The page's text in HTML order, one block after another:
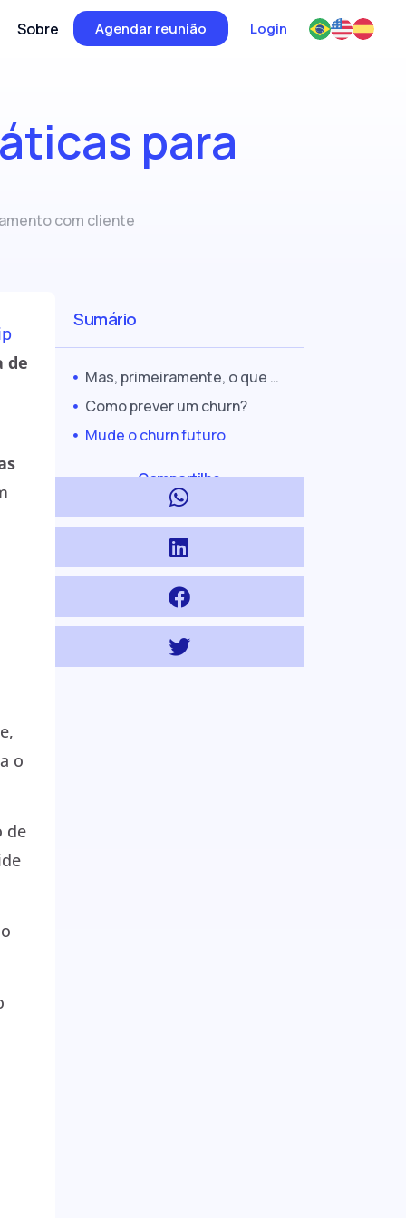
Sobre Agendar reunião Login
para
com cliente
de
o
de
Compartilhe
Sumário
Mas, primeiramente, o que é um churn?
Como prever um churn?
Mude o churn futuro